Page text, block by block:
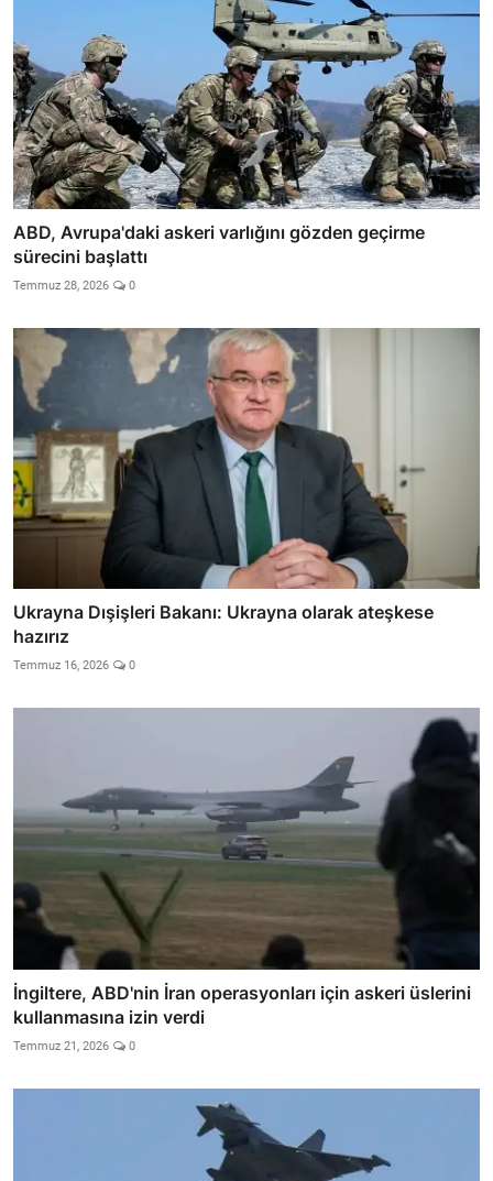
ABD, Avrupa'daki askeri varlığını gözden geçirme
sürecini başlattı
Temmuz 28, 2026 0
Ukrayna Dışişleri Bakanı: Ukrayna olarak ateşkese
hazırız
Temmuz 16, 2026 0
İngiltere, ABD'nin İran operasyonları için askeri üslerini
kullanmasına izin verdi
Temmuz 21, 2026 0